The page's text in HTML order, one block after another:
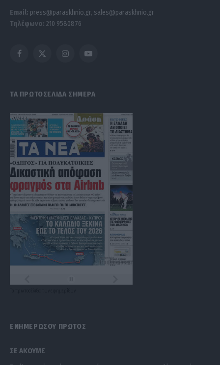
Email: press@paraskhnio.gr, sales@paraskhnio.gr
Τηλέφωνο: 210 9580876
Facebook
X
InstagramYouTube
ΤΑ ΠΡΩΤΟΣΕΛΙΔΑ ΣΗΜΕΡΑ
ΕΝΗΜΕΡΩΣΟΥ ΠΡΩΤΟΣ
ΣΕ ΑΚΟΥΜΕ